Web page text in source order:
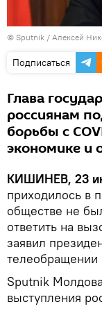
© Sputnik / Алексей
Подписаться
Глава
россиянам
борьбы с
экономике и
КИШИНЕВ, 23
приходилось в
обществе не
ответить на
заявил
телеобращении
Sputnik
выступления